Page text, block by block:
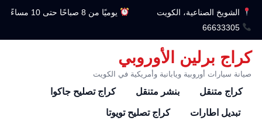
الشويخ الصناعية، الكويت
يوميًا من 8 صباحًا حتى 10 مساءً
66633305
كراج برلين الأوروبي
صيانة سيارات أوروبية ويابانية وأمريكية في الكويت
كراج متنقل بنشر متنقل كراج تصليح جاكوا
تبديل اطارات كراج تصليح تويوتا